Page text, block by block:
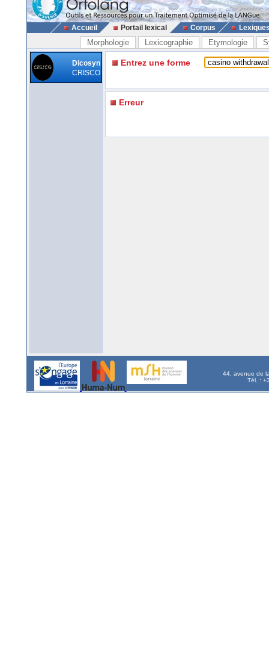
Accueil Portail lexical Corpus
Morphologie Lexicographie Etymologie
Dicosyn
CRISCO
Entrez une forme
Erreur
44, avenue de
Tél. :